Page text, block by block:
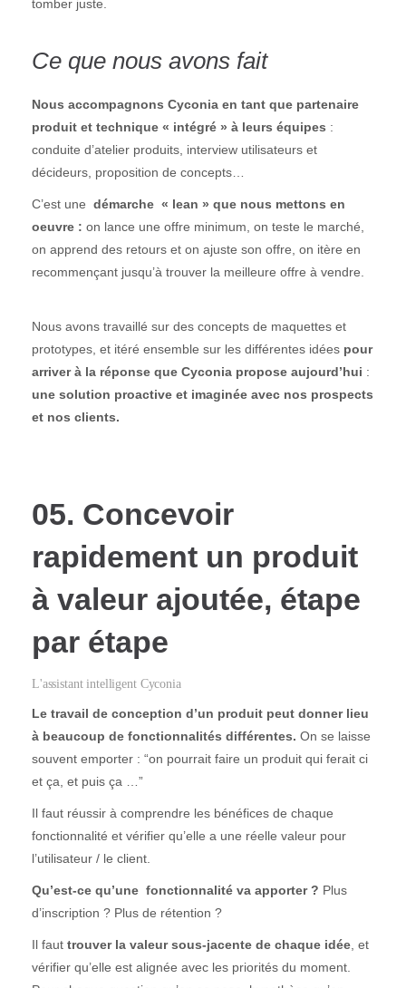
tomber juste.
Ce que nous avons fait
Nous accompagnons Cyconia en tant que partenaire
produit et technique « intégré » à leurs équipes :
conduite d’atelier produits, interview utilisateurs et
décideurs, proposition de concepts…
C’est une démarche « lean » que nous mettons en
oeuvre : on lance une offre minimum, on teste le marché,
on apprend des retours et on ajuste son offre, on itère en
recommençant jusqu’à trouver la meilleure offre à vendre.
Nous avons travaillé sur des concepts de maquettes et
prototypes, et itéré ensemble sur les différentes idées pour
arriver à la réponse que Cyconia propose aujourd’hui :
une solution proactive et imaginée avec nos prospects
et nos clients.
05. Concevoir
rapidement un produit
à valeur ajoutée, étape
par étape
L'assistant intelligent Cyconia
Le travail de conception d’un produit peut donner lieu
à beaucoup de fonctionnalités différentes. On se laisse
souvent emporter : “on pourrait faire un produit qui ferait ci
et ça, et puis ça …”
Il faut réussir à comprendre les bénéfices de chaque
fonctionnalité et vérifier qu’elle a une réelle valeur pour
l’utilisateur / le client.
Qu’est-ce qu’une fonctionnalité va apporter ? Plus
d’inscription ? Plus de rétention ?
Il faut trouver la valeur sous-jacente de chaque idée , et
vérifier qu’elle est alignée avec les priorités du moment.